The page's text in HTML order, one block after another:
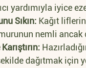
yardımıyla iyice
Sıkın: Kağıt
nemli
dağıtmak için